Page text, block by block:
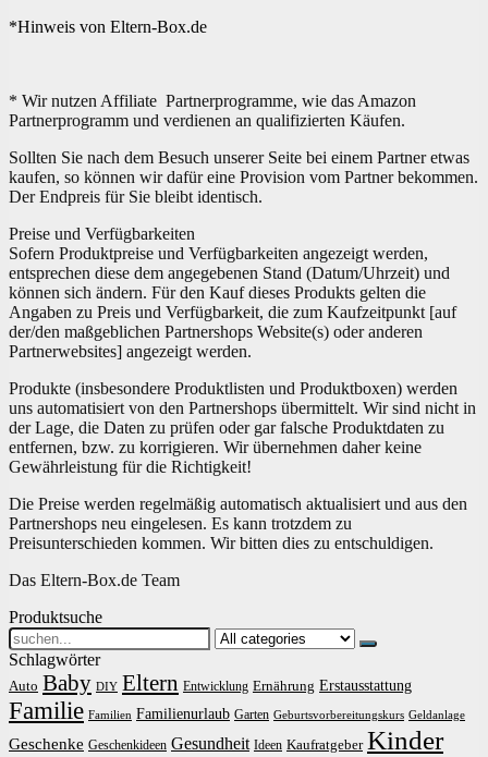
*Hinweis von Eltern-Box.de
* Wir nutzen Affiliate Partnerprogramme, wie das Amazon
Partnerprogramm und verdienen an qualifizierten Käufen.
Sollten Sie nach dem Besuch unserer Seite bei einem Partner etwas
kaufen, so können wir dafür eine Provision vom Partner bekommen.
Der Endpreis für Sie bleibt identisch.
Preise und Verfügbarkeiten
Sofern Produktpreise und Verfügbarkeiten angezeigt werden,
entsprechen diese dem angegebenen Stand (Datum/Uhrzeit) und
können sich ändern. Für den Kauf dieses Produkts gelten die
Angaben zu Preis und Verfügbarkeit, die zum Kaufzeitpunkt [auf
der/den maßgeblichen Partnershops Website(s) oder anderen
Partnerwebsites] angezeigt werden.
Produkte (insbesondere Produktlisten und Produktboxen) werden
uns automatisiert von den Partnershops übermittelt. Wir sind nicht in
der Lage, die Daten zu prüfen oder gar falsche Produktdaten zu
entfernen, bzw. zu korrigieren. Wir übernehmen daher keine
Gewährleistung für die Richtigkeit!
Die Preise werden regelmäßig automatisch aktualisiert und aus den
Partnershops neu eingelesen. Es kann trotzdem zu
Preisunterschieden kommen. Wir bitten dies zu entschuldigen.
Das Eltern-Box.de Team
Produktsuche
Search
for:
Schlagwörter
Auto Baby DIY Eltern Entwicklung Ernährung Erstausstattung
Familie Familien Familienurlaub Garten Geburtsvorbereitungskurs Geldanlage
Geschenke Geschenkideen Gesundheit Ideen Kaufratgeber Kinder